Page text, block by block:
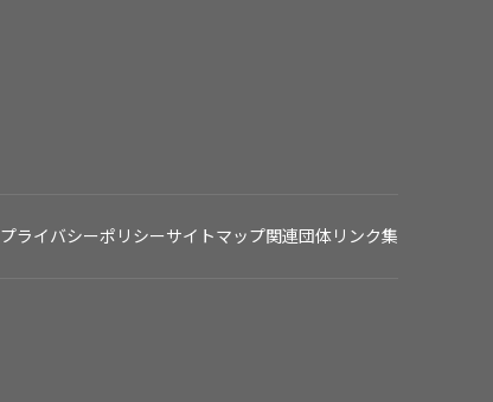
プライバシーポリシーサイトマップ関連団体リンク集